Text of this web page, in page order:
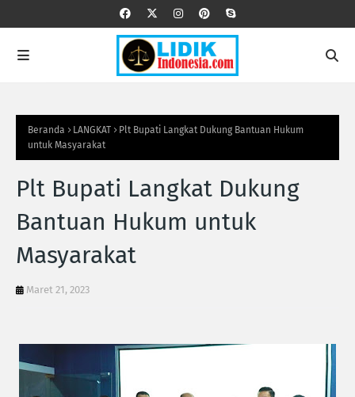
Beranda LANGKAT
Plt Bupati Langkat Dukung Bantuan Hukum
untuk Masyarakat
Plt Bupati Langkat Dukung
Bantuan Hukum untuk
Masyarakat
Maret 21, 2023